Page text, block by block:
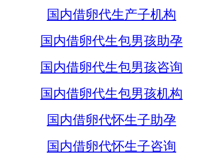
国内借卵代生产子机构
国内借卵代生包男孩助孕
国内借卵代生包男孩咨询
国内借卵代生包男孩机构
国内借卵代怀生子助孕
国内借卵代怀生子咨询